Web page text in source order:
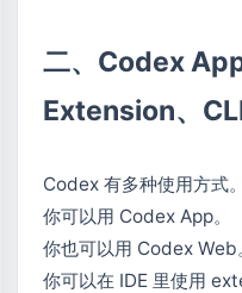
二、Codex
Extension、
Codex 有多种使用方式。
你可以用 Codex App。
你也可以用 Codex Web
你可以在 IDE 里使用